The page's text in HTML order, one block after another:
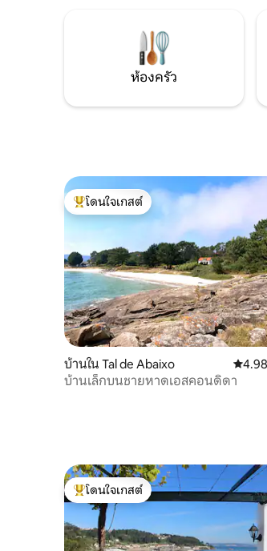
ห้องครัว
โดนใจเกสต์ที่สุด
โดนใจเกสต์
บ้านใน Tal de Abaixo คะแน
บ้านเล็กบนชายหาดเอสคอนดิดา
โดนใจเกสต์ที่สุด
โดนใจเกสต์